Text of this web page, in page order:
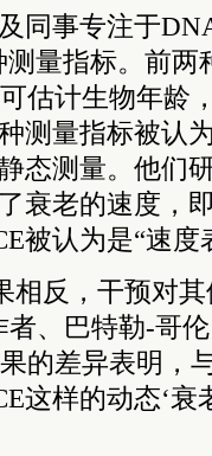
同事专注于
量指标。前两
估计生物年龄
测量指标被认
态测量。他们
衰老的速度，
被认为是“速度
相反，干预对
、巴特勒-哥
的差异表明，
这样的动态‘衰